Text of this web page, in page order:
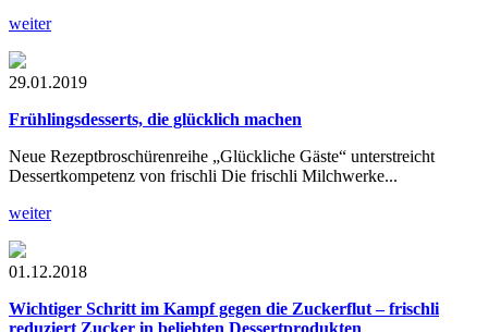
weiter
29.01.2019
Frühlingsdesserts, die glücklich machen
Neue Rezeptbroschürenreihe „Glückliche Gäste“ unterstreicht
Dessertkompetenz von frischli Die frischli Milchwerke...
weiter
01.12.2018
Wichtiger Schritt im Kampf gegen die Zuckerflut – frischli
reduziert Zucker in beliebten Dessertprodukten